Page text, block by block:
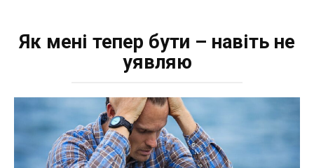
Як мені тепер бути – навіть не
уявляю